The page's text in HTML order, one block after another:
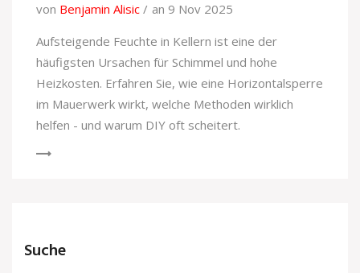
von Benjamin Alisic
an 9 Nov 2025
Aufsteigende Feuchte in Kellern ist eine der
häufigsten Ursachen für Schimmel und hohe
Heizkosten. Erfahren Sie, wie eine Horizontalsperre
im Mauerwerk wirkt, welche Methoden wirklich
helfen - und warum DIY oft scheitert.
Suche